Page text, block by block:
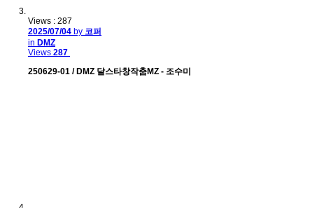
Views : 287
2025/07/04 by 코퍼
in DMZ
Views 287
250629-01 / DMZ 달스타창작춤MZ - 조수미